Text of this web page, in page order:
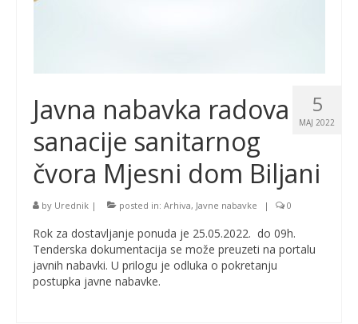
5
MAJ 2022
Javna nabavka radova
sanacije sanitarnog
čvora Mjesni dom Biljani
by Urednik | posted in: Arhiva, Javne nabavke | 0
Rok za dostavljanje ponuda je 25.05.2022. do 09h.
Tenderska dokumentacija se može preuzeti na portalu
javnih nabavki. U prilogu je odluka o pokretanju
postupka javne nabavke.